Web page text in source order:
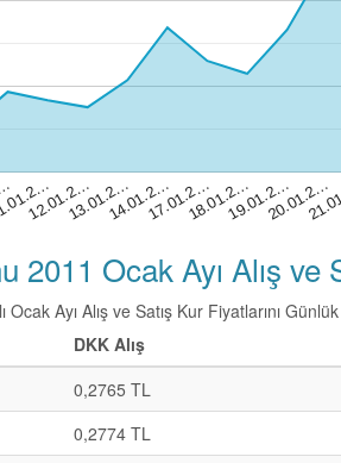
12.01.2…13.01.2…14.01.2…17.01.2…18.01.2…19.01.2…20.01.2…
2011 Ocak Ayı Alış ve
Ocak Ayı Alış ve Satış Kur Fiyatlarını
DKK Alış
0,2765 TL
0,2774 TL